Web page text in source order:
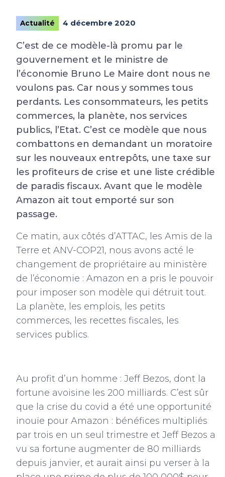
Actualité 4 décembre 2020
C’est de ce modèle-là promu par le
gouvernement et le ministre de
l’économie Bruno Le Maire dont nous ne
voulons pas. Car nous y sommes tous
perdants. Les consommateurs, les petits
commerces, la planète, nos services
publics, l’Etat. C’est ce modèle que nous
combattons en demandant un moratoire
sur les nouveaux entrepôts, une taxe sur
les profiteurs de crise et une liste crédible
de paradis fiscaux. Avant que le modèle
Amazon ait tout emporté sur son
passage.
Ce matin, aux côtés d’ATTAC, les Amis de la
Terre et ANV-COP21, nous avons acté le
changement de propriétaire au ministère
de l’économie : Amazon en a pris le pouvoir
pour imposer son modèle qui détruit tout.
La planète, les emplois, les petits
commerces, les recettes fiscales, les
services publics.
Au profit d’un homme : Jeff Bezos, dont la
fortune avoisine les 200 milliards. C’est sûr
que la crise du covid a été une opportunité
inouïe pour Amazon : bénéfices multipliés
par trois en un seul trimestre et Jeff Bezos a
vu sa fortune augmenter de 80 milliards
depuis janvier, et aurait ainsi pu verser à la